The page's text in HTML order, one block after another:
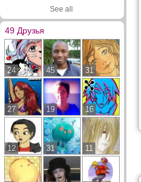
See all
49 Друзья
24 45 31
27 19 16
12 31 11